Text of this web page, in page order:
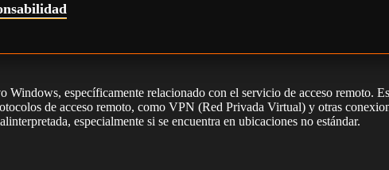
Windows, específicamente relacionado con el servicio de acceso remoto.
de acceso remoto, como VPN (Red Privada Virtual) y otras
especialmente si se encuentra en ubicaciones no estándar.